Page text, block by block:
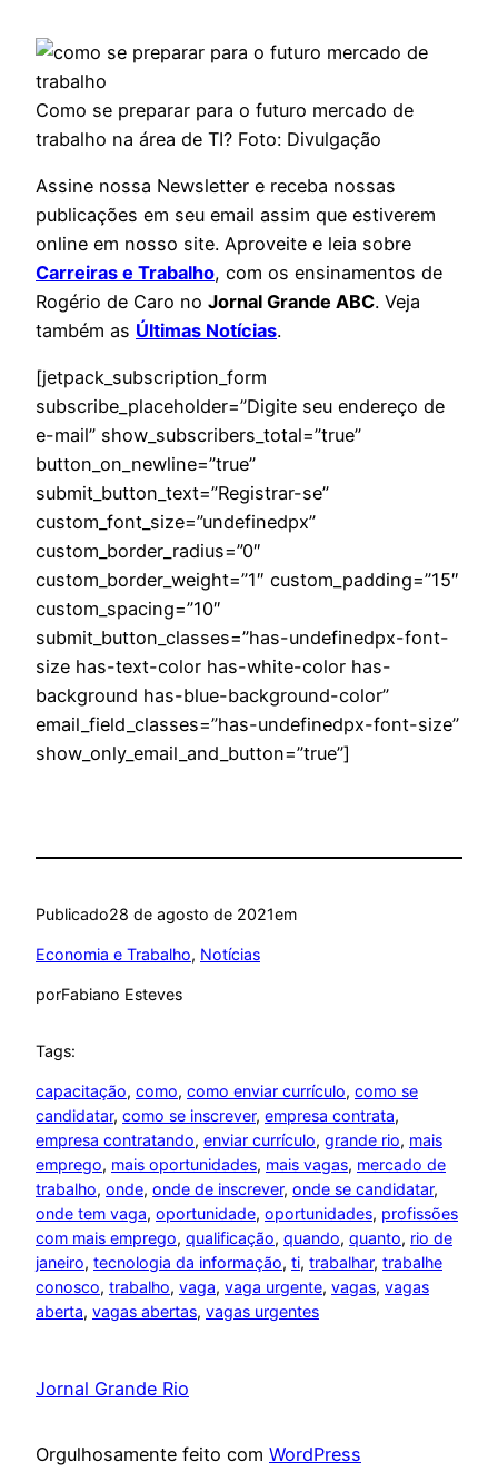
Como se preparar para o futuro mercado de
trabalho na área de TI? Foto: Divulgação
Assine nossa Newsletter e receba nossas
publicações em seu email assim que estiverem
online em nosso site. Aproveite e leia sobre
Carreiras e Trabalho, com os ensinamentos de
Rogério de Caro no Jornal Grande ABC. Veja
também as Últimas Notícias.
[jetpack_subscription_form
subscribe_placeholder=”Digite seu endereço de
e-mail” show_subscribers_total=”true”
button_on_newline=”true”
submit_button_text=”Registrar-se”
custom_font_size=”undefinedpx”
custom_border_radius=”0″
custom_border_weight=”1″ custom_padding=”15″
custom_spacing=”10″
submit_button_classes=”has-undefinedpx-font-
size has-text-color has-white-color has-
background has-blue-background-color”
email_field_classes=”has-undefinedpx-font-size”
show_only_email_and_button=”true”]
Publicado28 de agosto de 2021em
Economia e Trabalho, Notícias
porFabiano Esteves
Tags:
capacitação, como, como enviar currículo, como se
candidatar, como se inscrever, empresa contrata
empresa contratando, enviar currículo, grande rio, mais
emprego, mais oportunidades, mais vagas, mercado de
trabalho, onde, onde de inscrever, onde se candidatar
onde tem vaga, oportunidade, oportunidades, profissões
com mais emprego, qualificação, quando, quanto, rio de
janeiro, tecnologia da informação, ti, trabalhar, trabalhe
conosco, trabalho, vaga, vaga urgente, vagas, vagas
aberta, vagas abertas, vagas urgentes
Jornal Grande Rio
Orgulhosamente feito com WordPress